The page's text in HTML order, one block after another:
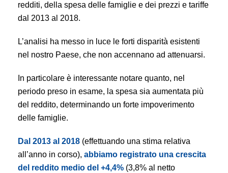
redditi, della spesa delle famiglie e dei prezzi e tariffe
dal 2013 al 2018.
L’analisi ha messo in luce le forti disparità esistenti
nel nostro Paese, che non accennano ad attenuarsi.
In particolare è interessante notare quanto, nel
periodo preso in esame, la spesa sia aumentata più
del reddito, determinando un forte impoverimento
delle famiglie.
Dal 2013 al 2018 (effettuando una stima relativa
all’anno in corso), abbiamo registrato una crescita
del reddito medio del +4,4% (3,8% al netto